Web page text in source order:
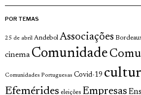
POR TEMAS
25 de abril Andebol Associações
cinema Comunidade
Comunidades Portuguesas Covid-19
Efemérides eleições Empresas